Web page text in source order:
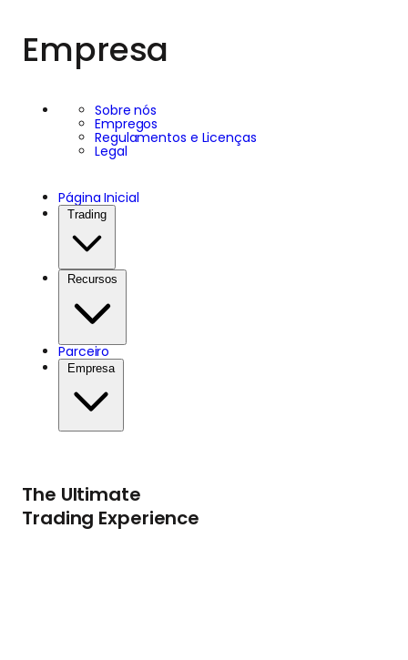
Empresa
Sobre nós
Empregos
Regulamentos e Licenças
Legal
Página Inicial
Trading
Recursos
Parceiro
Empresa
The Ultimate
Trading Experience